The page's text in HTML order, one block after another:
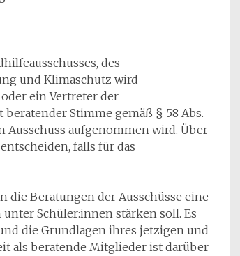
des
und Klimaschutz wird
ein Vertreter der
Stimme gemäß § 58 Abs.
Ausschuss aufgenommen wird. Über
falls für das
Beratungen der Ausschüsse eine
Schüler:innen stärken soll. Es
die Grundlagen ihres jetzigen und
als beratende Mitglieder ist darüber